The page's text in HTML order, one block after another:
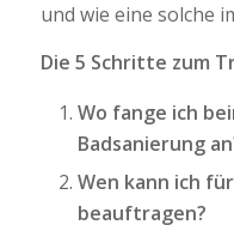
und wie eine solche
Die 5 Schritte zum
Wo fange ich
Badsanierung
Wen kann ich
beauftragen?